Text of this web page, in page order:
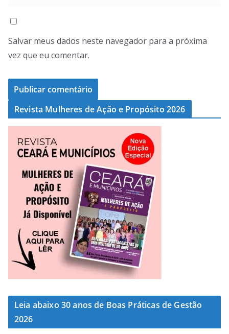
Salvar meus dados neste navegador para a próxima
vez que eu comentar.
Revista Mulheres de Ação e Propósito 2026
Leia abaixo 30 anos de Boas Práticas de Gestão
2026